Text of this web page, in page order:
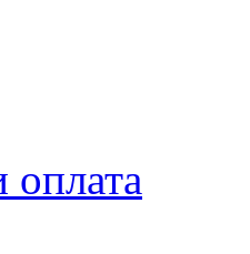
оплата